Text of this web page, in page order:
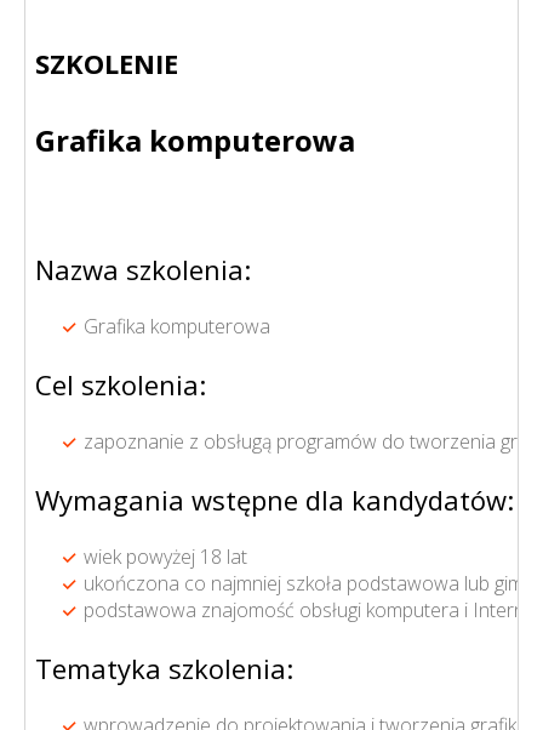
SZKOLENIE
Grafika komputerowa
Nazwa szkolenia:
Grafika komputerowa
Cel szkolenia:
zapoznanie z obsługą programów do tworzenia
Wymagania wstępne dla kandydatów:
wiek powyżej 18 lat
ukończona co najmniej szkoła podstawowa lub
podstawowa znajomość obsługi komputera i
Tematyka szkolenia:
wprowadzenie do projektowania i tworzenia grafiki